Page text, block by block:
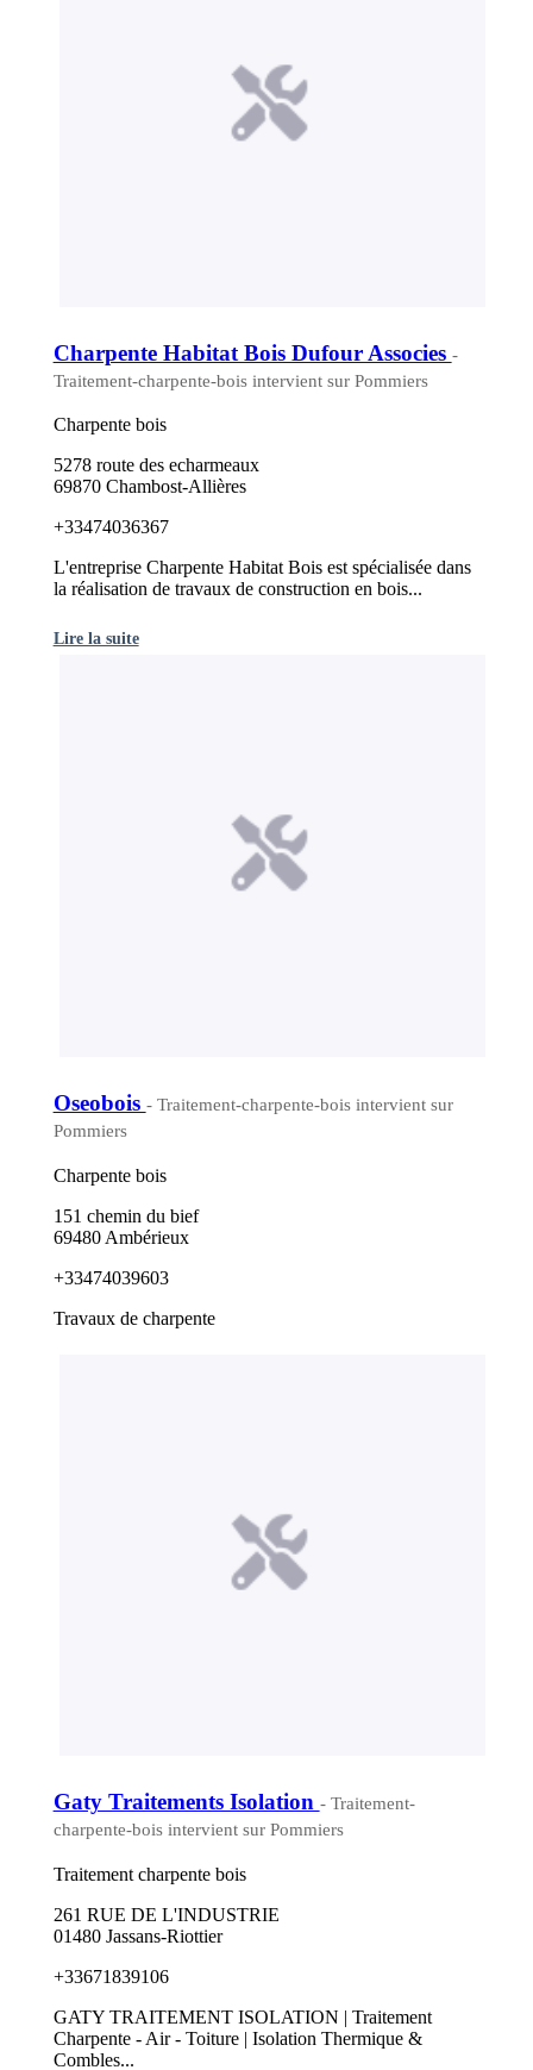
Charpente Habitat Bois Dufour Associes -
Traitement-charpente-bois intervient sur Pommiers
Charpente bois
5278 route des echarmeaux
69870 Chambost-Allières
+33474036367
L'entreprise Charpente Habitat Bois est spécialisée dans
la réalisation de travaux de construction en bois...
Lire la suite
Oseobois - Traitement-charpente-bois intervient sur
Pommiers
Charpente bois
151 chemin du bief
69480 Ambérieux
+33474039603
Travaux de charpente
Gaty Traitements Isolation - Traitement-
charpente-bois intervient sur Pommiers
Traitement charpente bois
261 RUE DE L'INDUSTRIE
01480 Jassans-Riottier
+33671839106
GATY TRAITEMENT ISOLATION | Traitement
Charpente - Air - Toiture | Isolation Thermique &
Combles...